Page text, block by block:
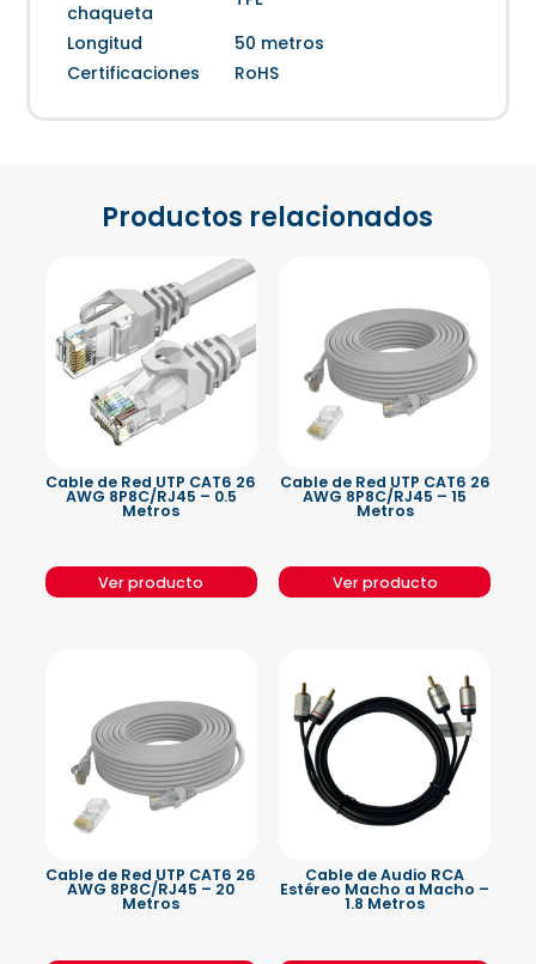
chaqueta
Longitud
50 metros
Certificaciones
RoHS
Productos relacionados
Cable de Red UTP CAT6 26
AWG 8P8C/RJ45 – 0.5
Metros
Ver producto
Cable de Red UTP CAT6 26
AWG 8P8C/RJ45 – 15
Metros
Ver producto
Cable de Red UTP CAT6 26
AWG 8P8C/RJ45 – 20
Metros
Cable de Audio RCA
Estéreo Macho a Macho –
1.8 Metros